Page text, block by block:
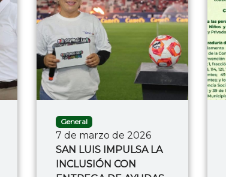
General
7 de marzo de 2026
SAN LUIS IMPULSA LA
INCLUSIÓN CON